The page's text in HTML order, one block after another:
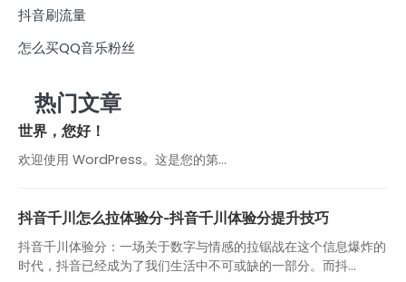
抖音刷流量
怎么买QQ音乐粉丝
热门文章
世界，您好！
欢迎使用 WordPress。这是您的第…
抖音千川怎么拉体验分-抖音千川体验分提升技巧
抖音千川体验分：一场关于数字与情感的拉锯战在这个信息爆炸的
时代，抖音已经成为了我们生活中不可或缺的一部分。而抖...